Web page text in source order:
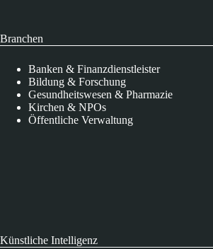
Branchen
Banken & Finanzdienstleister
Bildung & Forschung
Gesundheitswesen & Pharmazie
Kirchen & NPOs
Öffentliche Verwaltung
Künstliche Intelligenz